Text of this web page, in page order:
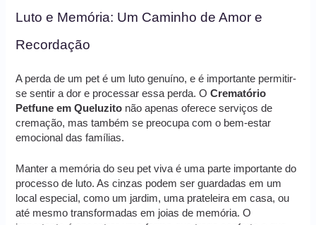
Luto e Memória: Um Caminho de Amor e
Recordação
A perda de um pet é um luto genuíno, e é importante permitir-
se sentir a dor e processar essa perda. OCrematório
Petfune em Queluzito não apenas oferece serviços de
cremação, mas também se preocupa com o bem-estar
emocional das famílias.
Manter a memória do seu pet viva é uma parte importante do
processo de luto. As cinzas podem ser guardadas em um
local especial, como um jardim, uma prateleira em casa, ou
até mesmo transformadas em joias de memória. O